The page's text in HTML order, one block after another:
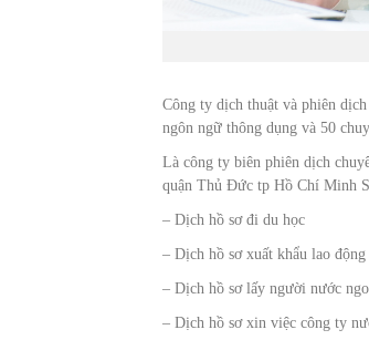
Công ty dịch thuật và phiên
ngôn ngữ thông dụng và 50
Là công ty biên phiên dịch
quận Thủ Đức tp Hồ Chí Minh
– Dịch hồ sơ đi du học
– Dịch hồ sơ xuất khẩu lao động
– Dịch hồ sơ lấy người nước
– Dịch hồ sơ xin việc công ty